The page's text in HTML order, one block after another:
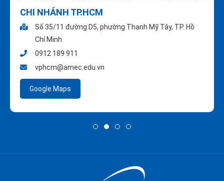
CHI NHÁNH TP.HCM
Số 35/11 đường D5, phường Thạnh Mỹ Tây, TP. Hồ
Chí Minh
0912 189 911
vphcm@amec.edu.vn
Google Maps